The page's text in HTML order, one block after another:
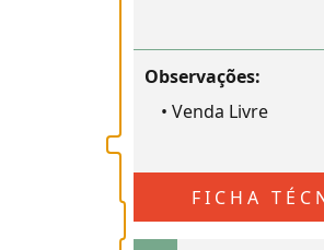
Observações:
• Venda Livre
FICHA